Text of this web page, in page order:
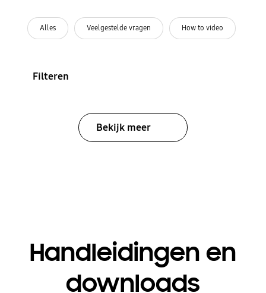
Alles Veelgestelde vragen How to video
Filteren
Bekijk meer
Handleidingen en
downloads